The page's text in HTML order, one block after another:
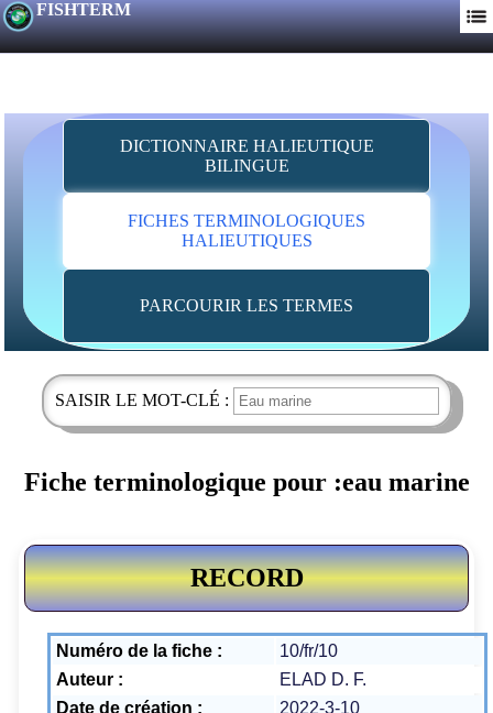
FISHTERM
DICTIONNAIRE HALIEUTIQUE
BILINGUE
FICHES TERMINOLOGIQUES
HALIEUTIQUES
PARCOURIR LES TERMES
SAISIR LE MOT-CLÉ :
Fiche terminologique pour :eau marine
RECORD
Numéro de la fiche :
10/fr/10
Auteur :
ELAD D. F.
Date de création :
2022-3-10